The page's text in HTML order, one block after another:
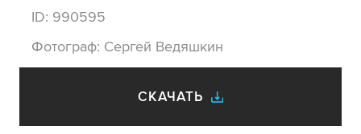
ID: 990595
Фотограф: Сергей Ведяшкин
СКАЧАТЬ